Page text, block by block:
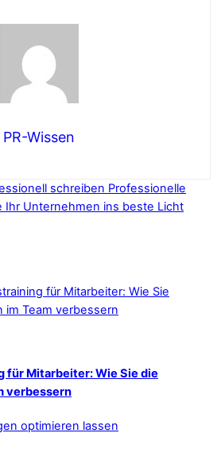
PR-Wissen
schreiben Professionelle
Unternehmen ins beste Licht
für Mitarbeiter: Wie Sie die
verbessern